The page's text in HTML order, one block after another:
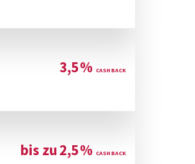
3,5%
bis zu2,5%